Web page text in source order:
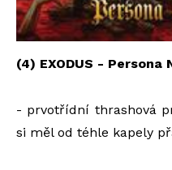
(4) EXODUS - Persona
- prvotřídní thrashová
si měl od téhle kapely